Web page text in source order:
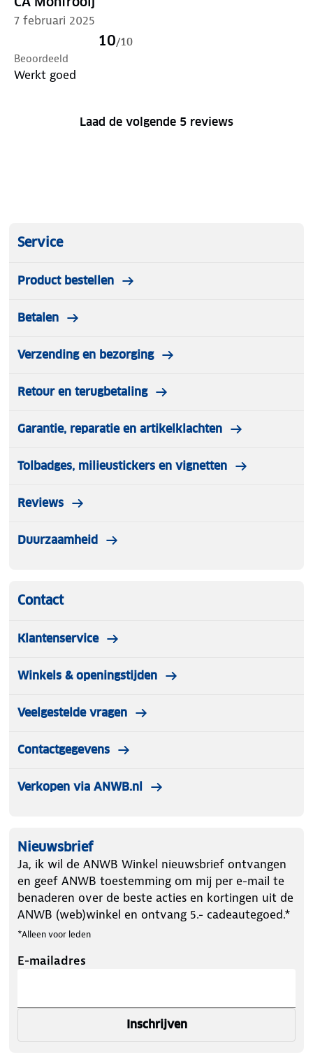
7 februari 2025
10/10
Beoordeeld
Werkt goed
Laad de volgende 5 reviews
Service
Product bestellen
Betalen
Verzending en bezorging
Retour en terugbetaling
Garantie, reparatie en artikelklachten
Tolbadges, milieustickers en vignetten
Reviews
Duurzaamheid
Contact
Klantenservice
Winkels & openingstijden
Veelgestelde vragen
Contactgegevens
Verkopen via ANWB.nl
Nieuwsbrief
Ja, ik wil de ANWB Winkel nieuwsbrief ontvangen
en geef ANWB toestemming om mij per e-mail te
benaderen over de beste acties en kortingen uit de
ANWB (web)winkel en ontvang 5.- cadeautegoed.*
*Alleen voor leden
E-mailadres
Inschrijven